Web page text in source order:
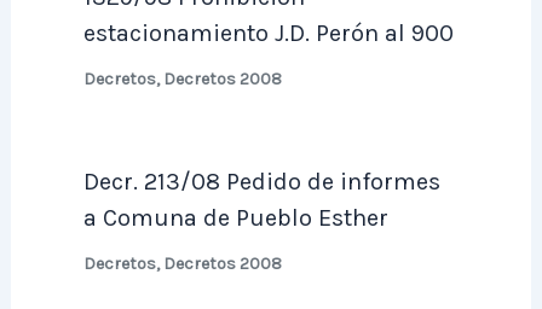
estacionamiento J.D. Perón al 900
Decretos, Decretos 2008
Decr. 213/08 Pedido de informes
a Comuna de Pueblo Esther
Decretos, Decretos 2008